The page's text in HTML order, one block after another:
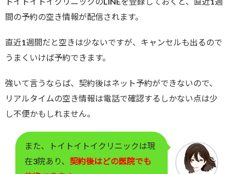
間の予約の空き情報が配信されます。
直近1週間だと空きは少ないですが、キャンセルも出るので
うまくいけば予約できます。
強いて言うならば、契約後はネット予約ができないので、
リアルタイムの空き情報は電話で確認するしかない点は少
し不便かもしれません。
また、トイトイトイクリニックは現
在3院あり、 契約後はどの医院でも